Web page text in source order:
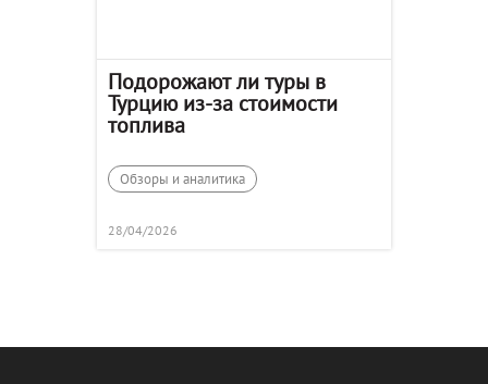
Подорожают ли туры в
Турцию из-за стоимости
топлива
Обзоры и аналитика
28/04/2026